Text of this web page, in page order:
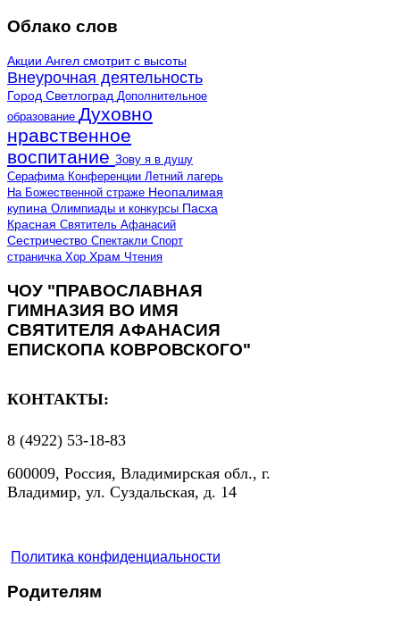
Облако слов
Акции Ангел смотрит с высоты
Внеурочная деятельность
Город Светлоград Дополнительное
образование Духовно
нравственное
воспитание Зову я в душу
Серафима Конференции Летний лагерь
На Божественной страже Неопалимая
купина Олимпиады и конкурсы Пасха
Красная Святитель Афанасий
Сестричество Спектакли Спорт
страничка Хор Храм Чтения
ЧОУ "ПРАВОСЛАВНАЯ
ГИМНАЗИЯ ВО ИМЯ
СВЯТИТЕЛЯ АФАНАСИЯ
ЕПИСКОПА КОВРОВСКОГО"
КОНТАКТЫ:
8 (4922) 53-18-83
600009, Россия, Владимирская обл., г.
Владимир, ул. Суздальская, д. 14
Политика конфиденциальности
Родителям